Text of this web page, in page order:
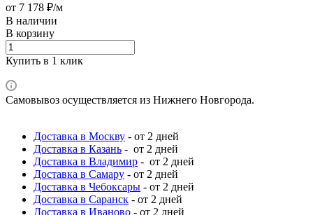
от 7 178 ₽/м
В наличии
В корзину
Купить в 1 клик
Самовывоз осуществляется из Нижнего Новгорода.
Доставка в Москву - от 2 дней
Доставка в Казань - от 2 дней
Доставка в Владимир - от 2 дней
Доставка в Самару - от 2 дней
Доставка в Чебоксары - от 2 дней
Доставка в Саранск - от 2 дней
Доставка в Иваново - от 2 дней